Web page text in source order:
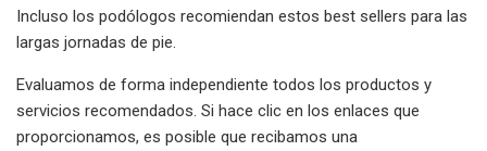
Incluso los podólogos recomiendan estos best sellers para las
largas jornadas de pie.
Evaluamos de forma independiente todos los productos y
servicios recomendados. Si hace clic en los enlaces que
proporcionamos, es posible que recibamos una